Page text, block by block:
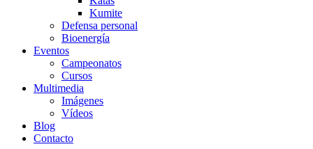
Kumite
Defensa personal
Bioenergía
Eventos
Campeonatos
Cursos
Multimedia
Imágenes
Vídeos
Blog
Contacto